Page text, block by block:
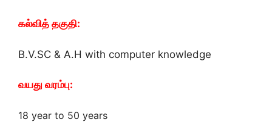
கல்வித் தகுதி:
B.V.SC & A.H with computer knowledge
வயது வரம்பு:
18 year to 50 years